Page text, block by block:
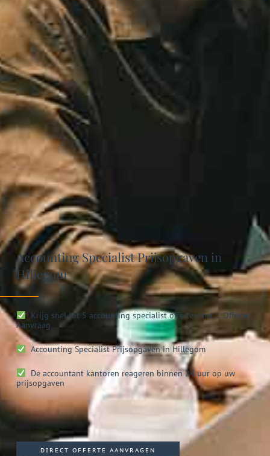
Accounting Specialist Prijsopgaven in
Hillegom
Krijg snel tot 5 accounting specialist offertes met 1 Offerte
Aanvraag
Accounting SpecialistPrijsopgaven in Hillegom
De accountant kantoren reageren binnen 24 uur op uw
prijsopgaven
DIRECT OFFERTE AANVRAGEN